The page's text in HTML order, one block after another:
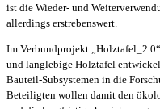
ist die Wieder- und
allerdings erstrebenswert.
Im Verbundprojekt
und langlebige Holztafel
Bauteil-Subsystemen in die
Beteiligten wollen damit den